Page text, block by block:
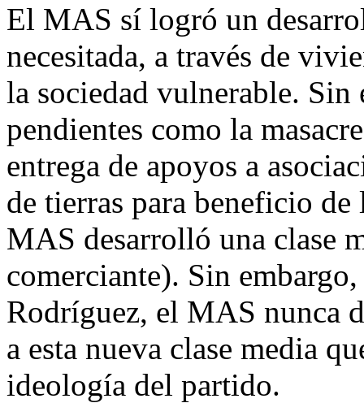
El MAS sí logró un
necesitada, a través de
la sociedad vulnerable. Sin
pendientes como la
entrega de apoyos a
de tierras para beneficio
MAS desarrolló una clase
comerciante). Sin
Rodríguez, el MAS nunca
a esta nueva clase media
ideología del partido.